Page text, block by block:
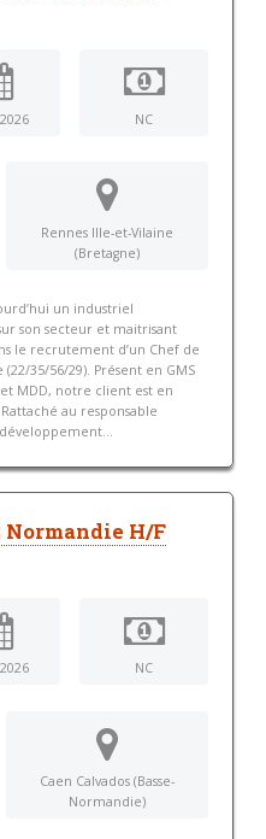
NC
Rennes Ille-et-Vilaine
(Bretagne)
un industriel
son secteur et maitrisant
le recrutement d’un Chef de
35/56/29). Présent en GMS
MDD, notre client est en
au responsable
Normandie H/F
NC
Caen Calvados (Basse-
Normandie)